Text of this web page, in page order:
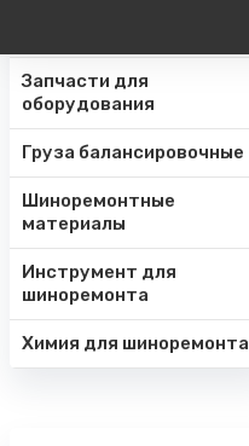
Запчасти для
оборудования
Груза балансировочные
Шиноремонтные
материалы
Инструмент для
шиноремонта
Химия для шиноремонта